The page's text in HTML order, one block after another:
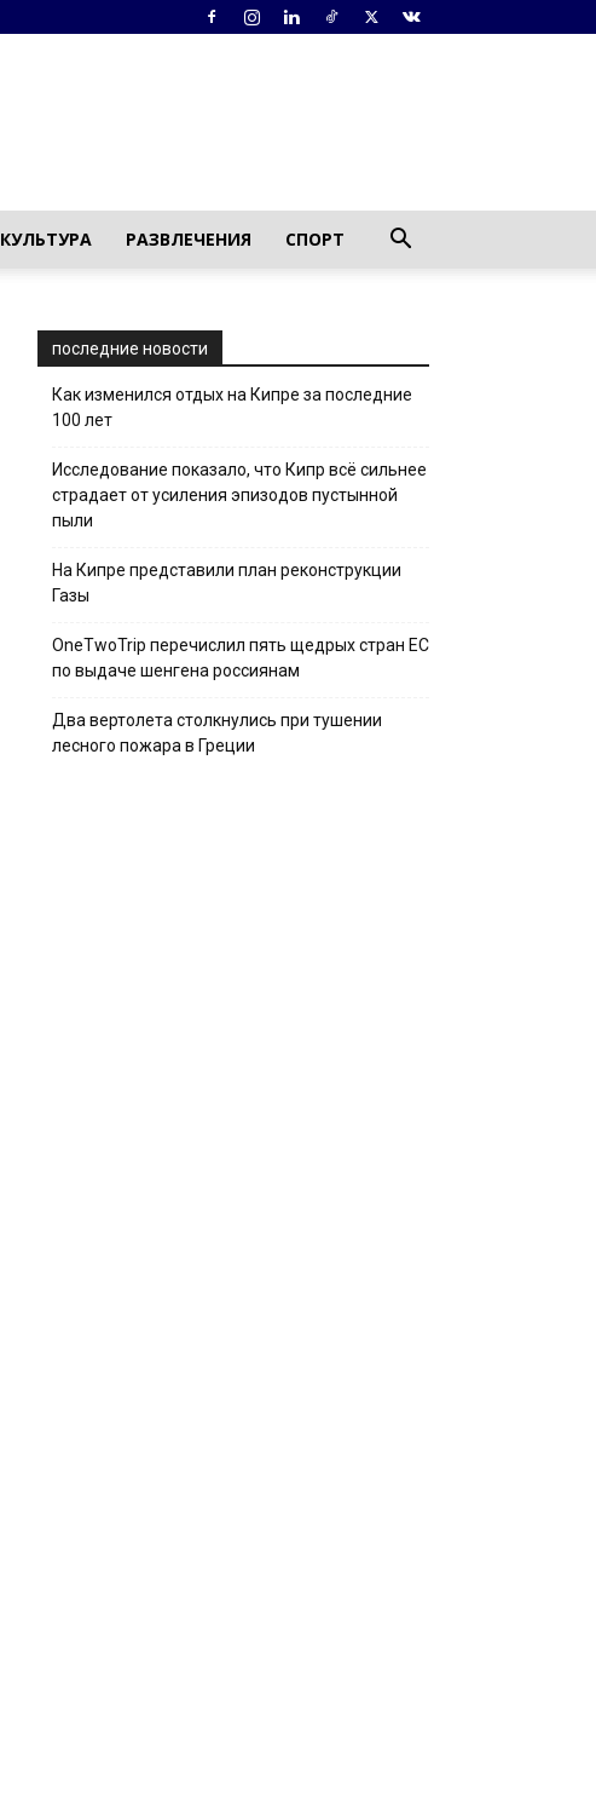
КУЛЬТУРА РАЗВЛЕЧЕНИЯ СПОРТ
последние новости
Как изменился отдых на Кипре за последние
100 лет
Исследование показало, что Кипр всё сильнее
страдает от усиления эпизодов пустынной
пыли
На Кипре представили план реконструкции
Газы
OneTwoTrip перечислил пять щедрых стран ЕС
по выдаче шенгена россиянам
Два вертолета столкнулись при тушении
лесного пожара в Греции